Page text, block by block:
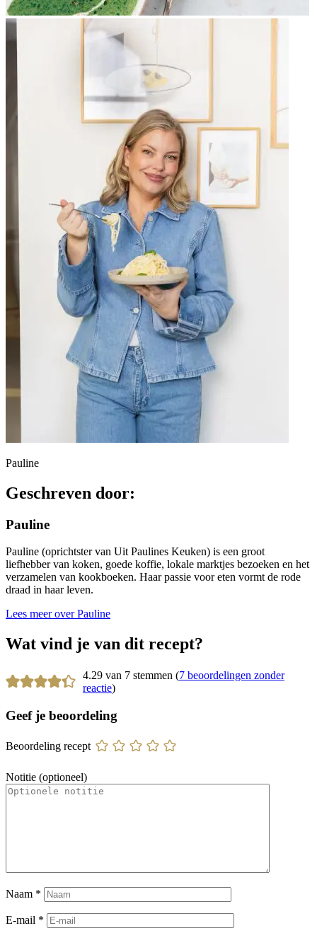
Pauline
Geschreven door:
Pauline
Pauline (oprichtster van Uit Paulines Keuken) is een groot
liefhebber van koken, goede koffie, lokale marktjes bezoeken en het
verzamelen van kookboeken. Haar passie voor eten vormt de rode
draad in haar leven.
Lees meer over Pauline
Wat vind je van dit recept?
4.29 van 7 stemmen (7 beoordelingen zonder
reactie)
Geef je beoordeling
Beoordeling recept
Notitie (optioneel)
Naam *
E-mail *